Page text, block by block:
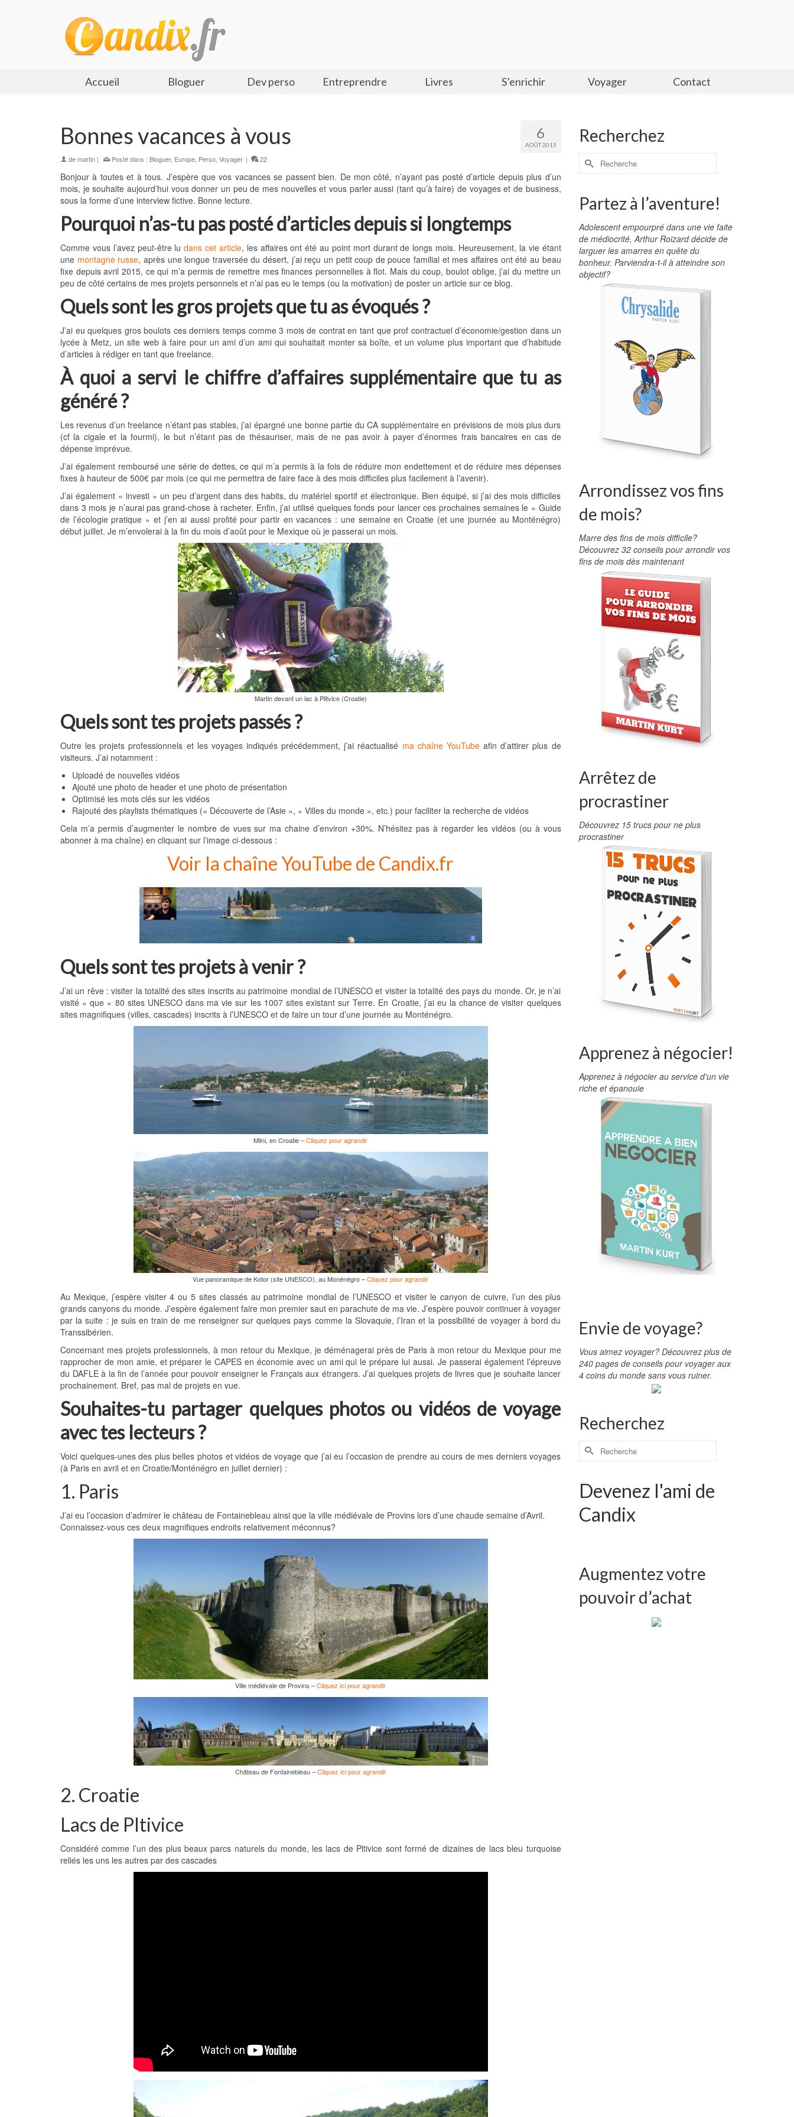
Accueil Bloguer Dev perso Entreprendre Livres S’enrichir Voyager Contact
6
AOÛT 2015
Bonnes vacances à vous
demartin | Posté dans : Bloguer, Europe Perso Voyager | 22
Bonjour à toutes et à tous. J’espère que vos vacances se passent bien. De mon côté, n’ayant pas posté d’article depuis plus d’un
mois, je souhaite aujourd’hui vous donner un peu de mes nouvelles et vous parler aussi (tant qu’à faire) de voyages et de business,
sous la forme d’une interview fictive. Bonne lecture.
Pourquoi n’as-tu pas posté d’articles depuis si longtemps
Comme vous l’avez peut-être ludans cet article, les affaires ont été au point mort durant de longs mois. Heureusement, la vie étant
une montagne russe, après une longue traversée du désert, j’ai reçu un petit coup de pouce familial et mes affaires ont été au beau
fixe depuis avril 2015, ce qui m’a permis de remettre mes finances personnelles à flot. Mais du coup, boulot oblige, j’ai du mettre un
peu de côté certains de mes projets personnels et n’ai pas eu le temps (ou la motivation) de poster un article sur ce blog.
Quels sont les gros projets que tu as évoqués ?
J’ai eu quelques gros boulots ces derniers temps comme 3 mois de contrat en tant que prof contractuel d’économie/gestion dans un
lycée à Metz, un site web à faire pour un ami d’un ami qui souhaitait monter sa boîte, et un volume plus important que d’habitude
d’articles à rédiger en tant que freelance.
À quoi a servi le chiffre d’affaires supplémentaire que tu as
généré ?
Les revenus d’un freelance n’étant pas stables, j’ai épargné une bonne partie du CA supplémentaire en prévisions de mois plus durs
(cf la cigale et la fourmi), le but n’étant pas de thésauriser, mais de ne pas avoir à payer d’énormes frais bancaires en cas de
dépense imprévue.
J’ai également remboursé une série de dettes, ce qui m’a permis à la fois de réduire mon endettement et de réduire mes dépenses
fixes à hauteur de 500€ par mois (ce qui me permettra de faire face à des mois difficiles plus facilement à l’avenir).
J’ai également « investi » un peu d’argent dans des habits, du matériel sportif et électronique. Bien équipé, si j’ai des mois difficiles
dans 3 mois je n’aurai pas grand-chose à racheter. Enfin, j’ai utilisé quelques fonds pour lancer ces prochaines semaines le « Guide
de l’écologie pratique » et j’en ai aussi profité pour partir en vacances : une semaine en Croatie (et une journée au Monténégro)
début juillet. Je m’envolerai à la fin du mois d’août pour le Mexique où je passerai un mois.
Martin devant un lac à Plitvice (Croatie)
Quels sont tes projets passés ?
Outre les projets professionnels et les voyages indiqués précédemment, j’ai réactualisé ma chaîne YouTubeafin d’attirer plus de
visiteurs. J’ai notamment :
Uploadé de nouvelles vidéos
Ajouté une photo de header et une photo de présentation
Optimisé les mots clés sur les vidéos
Rajouté des playlists thématiques (« Découverte de l’Asie », « Villes du monde », etc.) pour faciliter la recherche de vidéos
Cela m’a permis d’augmenter le nombre de vues sur ma chaine d’environ +30%. N’hésitez pas à regarder les vidéos (ou à vous
abonner à ma chaîne) en cliquant sur l’image ci-dessous :
Voir la chaîne YouTube de Candix.fr
Quels sont tes projets à venir ?
J’ai un rêve : visiter la totalité des sites inscrits au patrimoine mondial de l’UNESCO et visiter la totalité des pays du monde. Or, je n’ai
visité « que » 80 sites UNESCO dans ma vie sur les 1007 sites existant sur Terre. En Croatie, j’ai eu la chance de visiter quelques
sites magnifiques (villes, cascades) inscrits à l’UNESCO et de faire un tour d’une journée au Monténégro.
Mlini, en Croatie –Cliquez pour agrandir
Vue panoramique de Kotor (site UNESCO), au Monénégro –Cliquez pour agrandir
Au Mexique, j’espère visiter 4 ou 5 sites classés au patrimoine mondial de l’UNESCO et visiter le canyon de cuivre, l’un des plus
grands canyons du monde. J’espère également faire mon premier saut en parachute de ma vie. J’espère pouvoir continuer à voyager
par la suite : je suis en train de me renseigner sur quelques pays comme la Slovaquie, l’Iran et la possibilité de voyager à bord du
Transsibérien.
Concernant mes projets professionnels, à mon retour du Mexique, je déménagerai près de Paris à mon retour du Mexique pour me
rapprocher de mon amie, et préparer le CAPES en économie avec un ami qui le prépare lui aussi. Je passerai également l’épreuve
du DAFLE à la fin de l’année pour pouvoir enseigner le Français aux étrangers. J’ai quelques projets de livres que je souhaite lancer
prochainement. Bref, pas mal de projets en vue.
Souhaites-tu partager quelques photos ou vidéos de voyage
avec tes lecteurs ?
Voici quelques-unes des plus belles photos et vidéos de voyage que j’ai eu l’occasion de prendre au cours de mes derniers voyages
(à Paris en avril et en Croatie/Monténégro en juillet dernier) :
1. Paris
J’ai eu l’occasion d’admirer le château de Fontainebleau ainsi que la ville médiévale de Provins lors d’une chaude semaine d’Avril.
Connaissez-vous ces deux magnifiques endroits relativement méconnus?
Ville médiévale de Provins –Cliquez ici pour agrandir
Château de Fontainebleau –Cliquez ici pour agrandir
2. Croatie
Lacs de Pltivice
Considéré comme l’un des plus beaux parcs naturels du monde, les lacs de Pltivice sont formé de dizaines de lacs bleu turquoise
reliés les uns les autres par des cascades
Recherchez
Partez à l’aventure!
Adolescent empourpré dans une vie faite
de médiocrité, Arthur Roizard décide de
larguer les amarres en quête du
bonheur. Parviendra-t-il à atteindre son
objectif?
Arrondissez vos fins
de mois?
Marre des fins de mois difficile?
Découvrez 32 conseils pour arrondir vos
fins de mois dès maintenant
Arrêtez de
procrastiner
Découvrez 15 trucs pour ne plus
procrastiner
Apprenez à négocier!
Apprenez à négocier au service d'un vie
riche et épanouie
Envie de voyage?
Vous aimez voyager? Découvrez plus de
240 pages de conseils pour voyager aux
4 coins du monde sans vous ruiner.
Recherchez
Devenez l'ami de
Candix
Augmentez votre
pouvoir d’achat